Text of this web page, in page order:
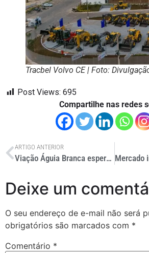
Tracbel Volvo CE | Foto:
Post Views: 695
Compartilhe nas redes
ARTIGO ANTERIOR
Viação Águia Branca espera crescimento do setor para 2026
Deixe um
O seu endereço de e-mail não será
obrigatórios são marcados com *
Comentário *